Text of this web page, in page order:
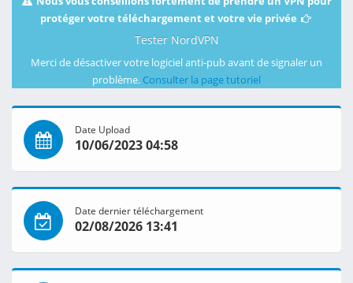
protéger votre téléchargement et votre vie privée
Tester NordVPN
Merci de désactiver votre logiciel anti-pub avant de signaler un
problème. Consulter la page tutoriel
Date Upload
10/06/2023 04:58
Date dernier téléchargement
02/08/2026 13:41